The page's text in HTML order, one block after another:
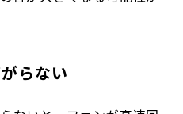
らない